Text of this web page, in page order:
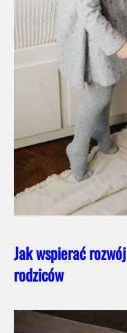
Jak wspierać
rodziców